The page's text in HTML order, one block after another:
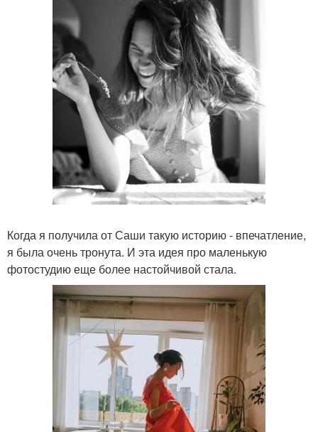
Когда я получила от Саши такую историю - впечатление,
я была очень тронута. И эта идея про маленькую
фотостудию еще более настойчивой стала.